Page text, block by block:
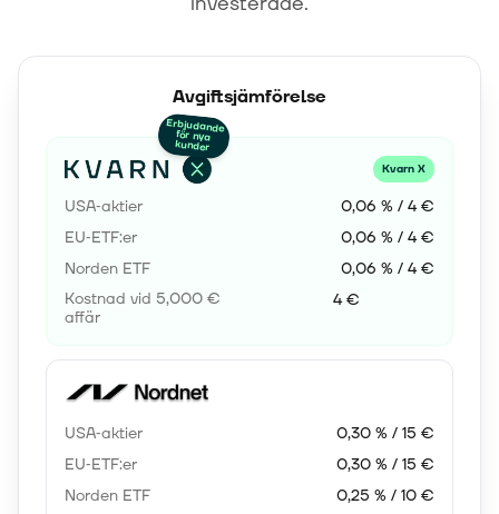
Avgiftsjämförelse
Erbjudande
för nya
kunder
Kvarn X
USA‑aktier
0,06 % / 4 €
EU‑ETF:er
0,06 % / 4 €
Norden ETF
0,06 % / 4 €
Kostnad vid 5,000 €
affär
4 €
USA‑aktier
0,30 % / 15 €
EU‑ETF:er
0,30 % / 15 €
Norden ETF
0,25 % / 10 €